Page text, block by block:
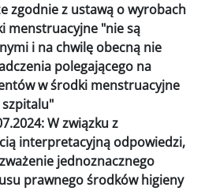
zgodnie z ustawą o wyrobach
menstruacyjne "nie są
i na chwilę obecną nie
polegającego na
w środki menstruacyjne
W związku z
interpretacyjną odpowiedzi,
jednoznacznego
prawnego środków higieny